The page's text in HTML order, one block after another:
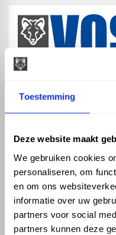
Toestemming
Deze website maakt
We gebruiken cookies
personaliseren, om
en om ons
informatie over uw
partners voor social
partners kunnen deze
phone_enabled +31 416 75 02 55
mail info@vosproducts.nl
check_circleDé bouwmarkt van Altena
check_circle Direct uit grote voorraad
check_circleLevering in NL en BE